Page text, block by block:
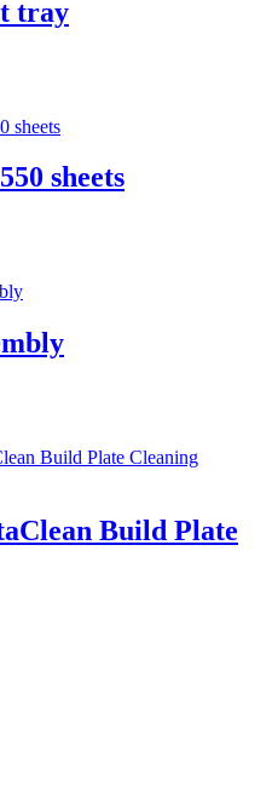
tray
sheets
Build Plate